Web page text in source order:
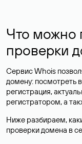
Что можно
проверки
Сервис Whois
домену: посмотреть
регистрация,
регистратором, а
Ниже разбираем,
проверки домена в